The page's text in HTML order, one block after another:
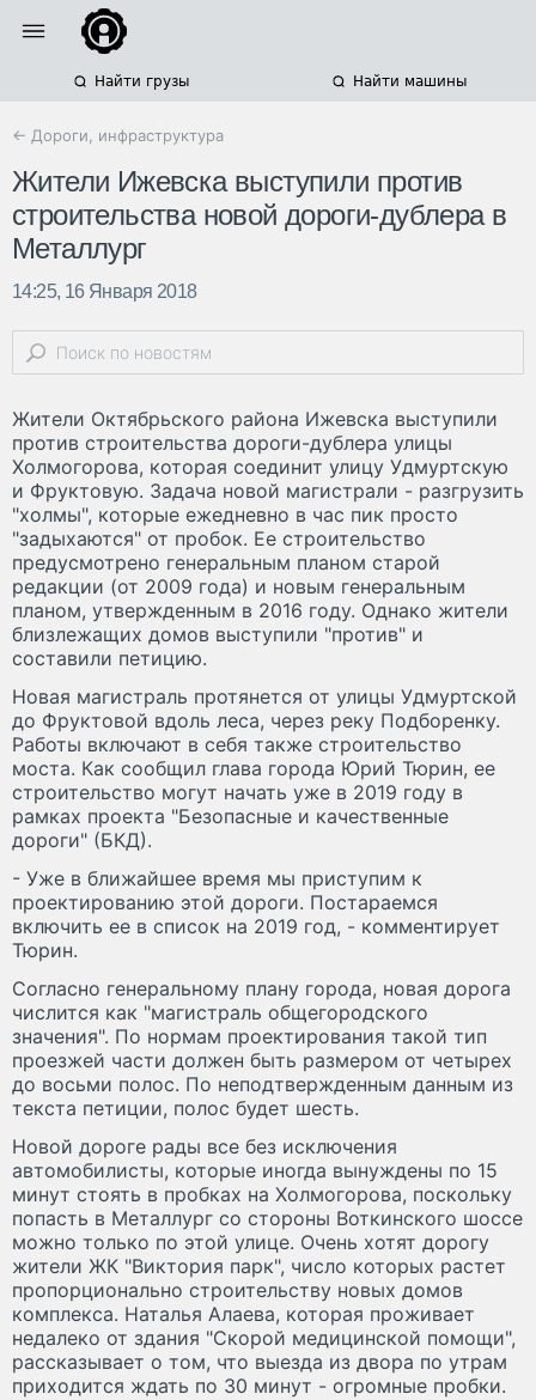
Найти грузы Найти машины
← Дороги, инфраструктура
Жители Ижевска выступили против
строительства новой дороги-дублера в
Металлург
14:25, 16 Января 2018
Жители Октябрьского района Ижевска выступили
против строительства дороги-дублера улицы
Холмогорова, которая соединит улицу Удмуртскую
и Фруктовую. Задача новой магистрали - разгрузить
"холмы", которые ежедневно в час пик просто
"задыхаются" от пробок. Ее строительство
предусмотрено генеральным планом старой
редакции (от 2009 года) и новым генеральным
планом, утвержденным в 2016 году. Однако жители
близлежащих домов выступили "против" и
составили петицию.
Новая магистраль протянется от улицы Удмуртской
до Фруктовой вдоль леса, через реку Подборенку.
Работы включают в себя также строительство
моста. Как сообщил глава города Юрий Тюрин, ее
строительство могут начать уже в 2019 году в
рамках проекта "Безопасные и качественные
дороги" (БКД).
- Уже в ближайшее время мы приступим к
проектированию этой дороги. Постараемся
включить ее в список на 2019 год, - комментирует
Тюрин.
Согласно генеральному плану города, новая дорога
числится как "магистраль общегородского
значения". По нормам проектирования такой тип
проезжей части должен быть размером от четырех
до восьми полос. По неподтвержденным данным из
текста петиции, полос будет шесть.
Новой дороге рады все без исключения
автомобилисты, которые иногда вынуждены по 15
минут стоять в пробках на Холмогорова, поскольку
попасть в Металлург со стороны Воткинского шоссе
можно только по этой улице. Очень хотят дорогу
жители ЖК "Виктория парк", число которых растет
пропорционально строительству новых домов
комплекса. Наталья Алаева, которая проживает
недалеко от здания "Скорой медицинской помощи",
рассказывает о том, что выезда из двора по утрам
приходится ждать по 30 минут - огромные пробки.